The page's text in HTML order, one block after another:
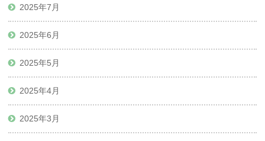
2025年7月
2025年6月
2025年5月
2025年4月
2025年3月